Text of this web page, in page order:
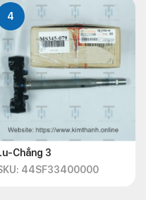
4
Chẳng 3
44SF33400000